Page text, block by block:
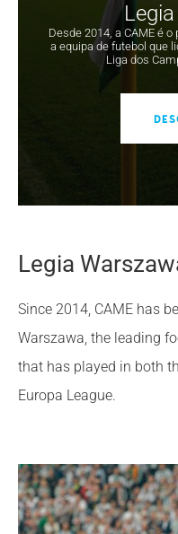
Desde 2014, a CAME é
a equipa de futebol que
Liga dos
Legia
Since 2014, CAME has
Warszawa, the leading
that has played in both
Europa League.